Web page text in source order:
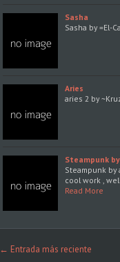
Sasha
Sasha by =El-
Aries
aries 2 by
Steampunk
Steampunk by
cool work ,
Read More
← Entrada más reciente